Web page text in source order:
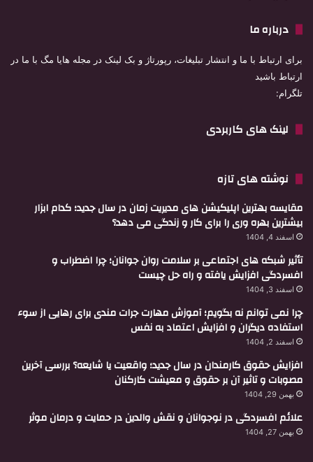
درباره ما
برای ارتباط با ما و انتشار تبلیغات، رپورتاژ و بک لینک در مجله هایا مگ با ما در
ارتباط باشید
تلگرام:
لینک های کاربردی
نوشته های تازه
مقایسه بهترین اپلیکیشن های مدیریت زمان در سال جدید؛ کدام ابزار
بیشترین بهره وری را برای کار و زندگی می دهد؟
اسفند 4, 1404
تأثیر شبکه های اجتماعی بر سلامت روان جوانان؛ چرا اضطراب و
افسردگی افزایش یافته و راه حل چیست
اسفند 3, 1404
چرا نمی توانم نه بگویم؛ آموزش مهارت جرات مندی برای رهایی از سوء
استفاده دیگران و افزایش اعتماد به نفس
اسفند 2, 1404
افزایش حقوق کارمندان در سال جدید؛ واقعیت یا شایعه؟ بررسی آخرین
مصوبات و تاثیر آن بر حقوق و معیشت کارکنان
بهمن 29, 1404
علائم افسردگی در نوجوانان و نقش والدین در حمایت و درمان موثر
بهمن 27, 1404